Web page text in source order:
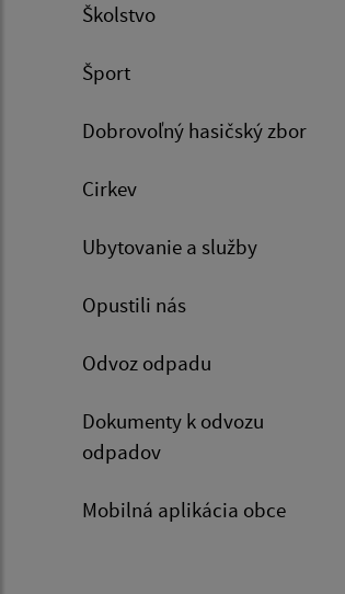
Školstvo
Šport
Dobrovoľný hasičský zbor
Cirkev
Ubytovanie a služby
Opustili nás
Odvoz odpadu
Dokumenty k odvozu
odpadov
Mobilná aplikácia obce